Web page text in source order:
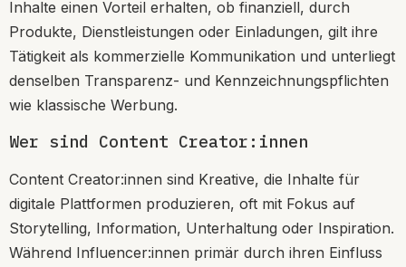
Inhalte einen Vorteil erhalten, ob finanziell, durch
Produkte, Dienstleistungen oder Einladungen, gilt ihre
Tätigkeit als kommerzielle Kommunikation und unterliegt
denselben Transparenz- und Kennzeichnungspflichten
wie klassische Werbung.
Wer sind Content Creator:innen
Content Creator:innen sind Kreative, die Inhalte für
digitale Plattformen produzieren, oft mit Fokus auf
Storytelling, Information, Unterhaltung oder Inspiration.
Während Influencer:innen primär durch ihren Einfluss